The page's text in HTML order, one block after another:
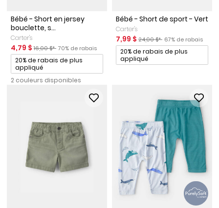
Bébé - Short en jersey
bouclette, s...
Carter's
Prix de solde
4,79 $Prix ​​de détail suggéré par le fabricant
16,00 $* Pourcentage de rabais
70% de rabais
Promotions
20% de rabais de plus
appliqué
2 couleurs disponibles
Bébé - Short de sport - Vert
Carter's
Prix de solde
7,99 $ Prix ​​de détail suggéré par le
24,00 $* Pourcentage de
67% de rabais
Promotions
20% de rabais de plus
appliqué